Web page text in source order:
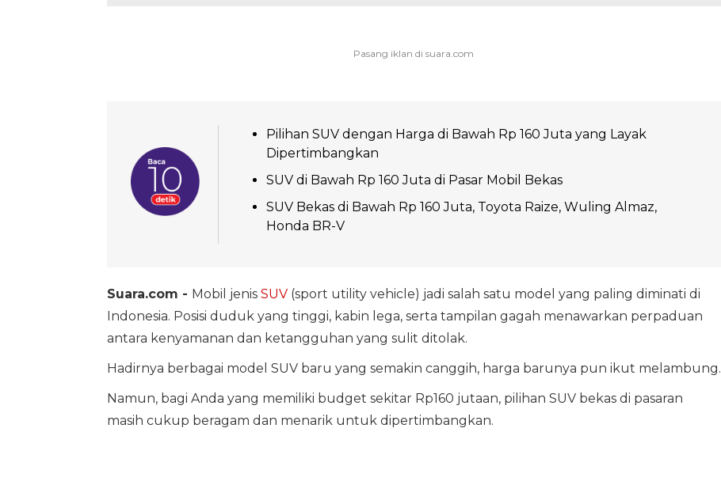
Pilihan SUV dengan Harga di Bawah Rp 160 Juta yang Layak
Dipertimbangkan
SUV di Bawah Rp 160 Juta di Pasar Mobil Bekas
SUV Bekas di Bawah Rp 160 Juta, Toyota Raize, Wuling Almaz,
Honda BR-V
Suara.com - Mobil jenis SUV(sport utility vehicle) jadi salah satu model yang paling diminati di
Indonesia. Posisi duduk yang tinggi, kabin lega, serta tampilan gagah menawarkan perpaduan
antara kenyamanan dan ketangguhan yang sulit ditolak.
Hadirnya berbagai model SUV baru yang semakin canggih, harga barunya pun ikut melambung.
Namun, bagi Anda yang memiliki budget sekitar Rp160 jutaan, pilihan SUV bekas di pasaran
masih cukup beragam dan menarik untuk dipertimbangkan.